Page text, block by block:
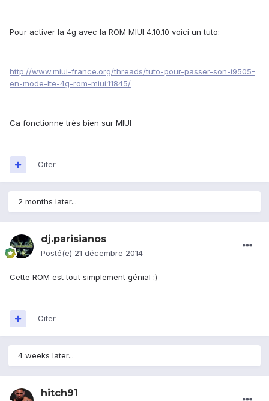
Pour activer la 4g avec la ROM MIUI 4.10.10 voici un tuto:
http://www.miui-france.org/threads/tuto-pour-passer-son-i9505-
en-mode-lte-4g-rom-miui.11845/
Ca fonctionne trés bien sur MIUI
Citer
2 months later...
dj.parisianos
Posté(e) 21 décembre 2014
Cette ROM est tout simplement génial :)
Citer
4 weeks later...
hitch91